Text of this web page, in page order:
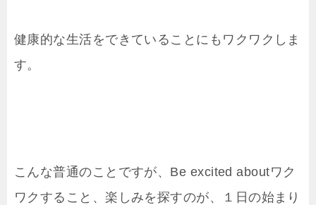
健康的な生活をできていることにもワクワクしま
す。
こんな普通のことですが、Be excited aboutワク
ワクすること、楽しみを探すのが、１日の始まり